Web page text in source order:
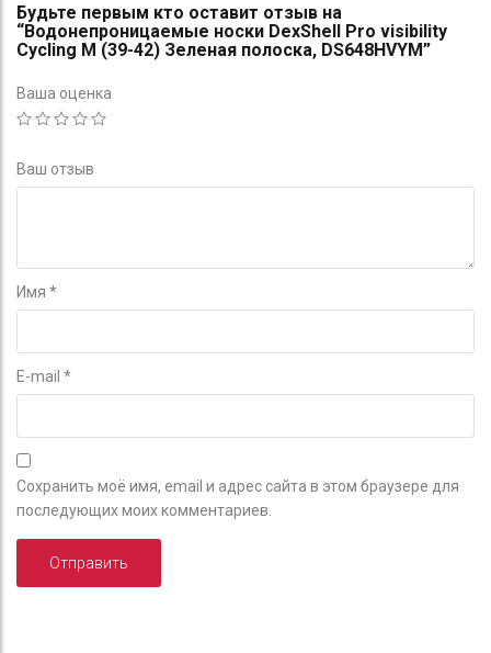
Будьте первым кто оставит отзыв на
“Водонепроницаемые носки DexShell Pro visibility
Cycling M (39-42) Зеленая полоска, DS648HVYM”
Ваша оценка
Ваш отзыв
Имя *
E-mail *
Сохранить моё имя, email и адрес сайта в этом браузере для
последующих моих комментариев.